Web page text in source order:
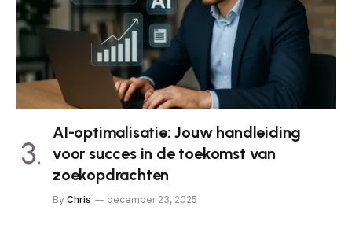
AI-optimalisatie: Jouw handleiding
voor succes in de toekomst van
zoekopdrachten
By Chris december 23, 2025